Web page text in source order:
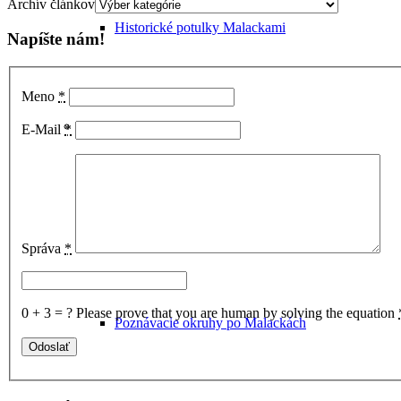
Historické potulky Malackami
Sprievodca Malackami
Poznávacie okruhy po Malackách
Archív článkov
Napíšte nám!
Meno *
E-Mail*
Správa *
0 + 3 = ? Please prove that you are human by solving the equation